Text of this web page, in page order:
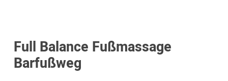
Full Balance Fußmassage
Barfußweg